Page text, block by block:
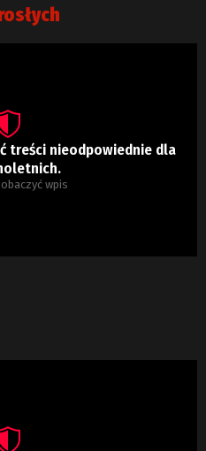
treści nieodpowiednie dla
wpis